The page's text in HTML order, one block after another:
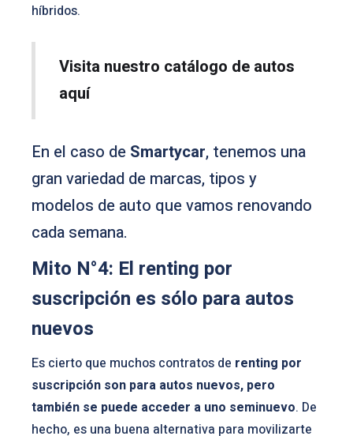
híbridos.
Visita nuestro catálogo de autos
aquí
En el caso de Smartycar, tenemos una
gran variedad de marcas, tipos y
modelos de auto que vamos renovando
cada semana.
Mito N°4: El renting por
suscripción es sólo para autos
nuevos
Es cierto que muchos contratos de renting por
suscripción son para autos nuevos, pero
también se puede acceder a uno seminuevo. De
hecho, es una buena alternativa para movilizarte